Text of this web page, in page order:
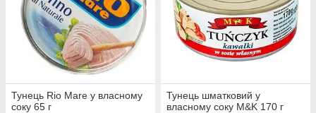
Тунець Rio Mare у власному
соку 65 г
Тунець шматковий у
власному соку M&K 170 г